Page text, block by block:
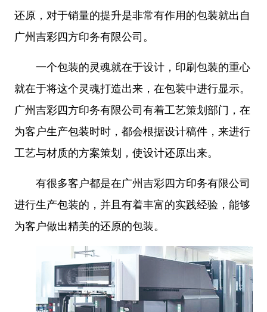
还原，对于销量的提升是非常有作用的包装就出自
广州吉彩四方印务有限公司。
一个包装的灵魂就在于设计，印刷包装的重心
就在于将这个灵魂打造出来，在包装中进行显示。
广州吉彩四方印务有限公司有着工艺策划部门，在
为客户生产包装时时，都会根据设计稿件，来进行
工艺与材质的方案策划，使设计还原出来。
有很多客户都是在广州吉彩四方印务有限公司
进行生产包装的，并且有着丰富的实践经验，能够
为客户做出精美的还原的包装。